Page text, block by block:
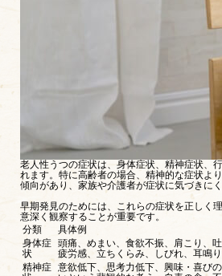
老人性うつの症状は、身体症状、精神症状、
れます。特に高齢者の場合、精神的な症状よ
傾向があり、家族や介護者が症状に気づきに
早期発見のためには、これらの症状を正しく
意深く観察することが重要です。
分類
具体例
身体症
状
頭痛、めまい、食欲不振、肩こり、
疲労感、立ちくらみ、しびれ、耳鳴り
精神症 意欲低下、思考力低下、興味・喜び